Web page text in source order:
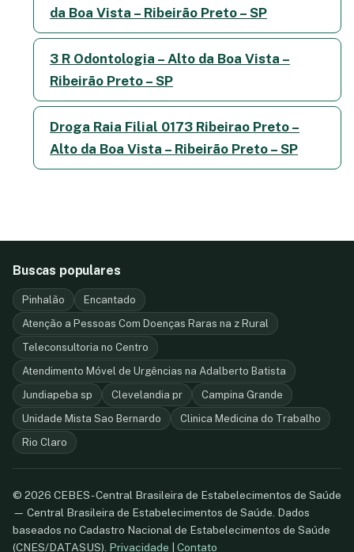
da Boa Vista – Ribeirão Preto – SP
3 R Odontologia – Alto da Boa Vista –
Ribeirão Preto – SP
Droga Raia Filial 0173 Ribeirao Preto –
Alto da Boa Vista – Ribeirão Preto – SP
Buscas populares
Pinhalão
Encantado
Atenção a Pessoas Com Doenças Raras na z Rural
Teleconsultoria no Centro
Atendimento Móvel de Urgências na Adalberto Batista
Jundiapeba sp
Clevelandia pr
Campina Grande
Unidade Mista Sao Bernardo
Clinica Medicina do Trabalho
Rio Claro
© 2026 CEBES - Central Brasileira de Estabelecimentos de Saúde
— Central Brasileira de Estabelecimentos de Saúde. Dados
baseados no Cadastro Nacional de Estabelecimentos de Saúde
(CNES/DATASUS). Privacidade | Contato